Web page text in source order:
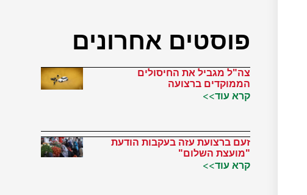
פוסטים אחרונים
צה"ל מגביל את החיסולים
הממוקדים ברצועה
קרא עוד>>
זעם ברצועת עזה בעקבות הודעת
"מועצת השלום"
קרא עוד>>